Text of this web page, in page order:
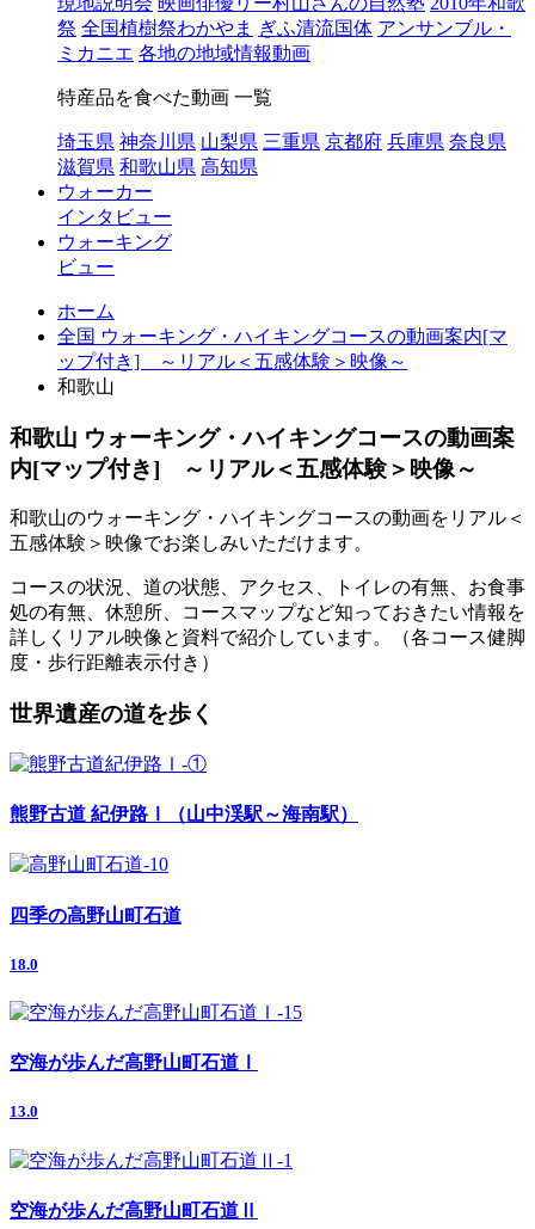
祭 全国植樹祭わかやま ぎふ清流国体 アンサンブル・
ミカニエ 各地の地域情報動画
特産品を食べた動画 一覧
埼玉県 神奈川県 山梨県 三重県 京都府 兵庫県 奈良県
滋賀県 和歌山県 高知県
ウォーカー
インタビュー
ウォーキング
ビュー
ホーム
全国 ウォーキング・ハイキングコースの動画案内[マ
ップ付き] ～リアル＜五感体験＞映像～
和歌山
和歌山 ウォーキング・ハイキングコースの動画案
内[マップ付き] ～リアル＜五感体験＞映像～
和歌山のウォーキング・ハイキングコースの動画をリアル＜
五感体験＞映像でお楽しみいただけます。
コースの状況、道の状態、アクセス、トイレの有無、お食事
処の有無、休憩所、コースマップなど知っておきたい情報を
詳しくリアル映像と資料で紹介しています。（各コース健脚
度・歩行距離表示付き）
世界遺産の道を歩く
熊野古道 紀伊路Ⅰ（山中渓駅～海南駅）
四季の高野山町石道
18.0
空海が歩んだ高野山町石道Ⅰ
13.0
空海が歩んだ高野山町石道Ⅱ